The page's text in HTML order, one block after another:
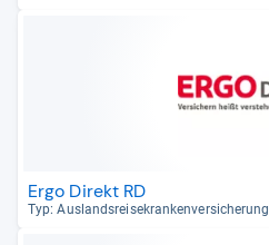
Ergo Direkt RD
Typ: Aus­lands­rei­se­kran­ken­ver­si­che­rung